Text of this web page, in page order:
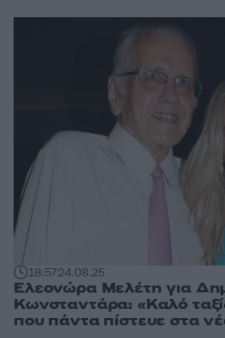
18:5724.08.25
Ελεονώρα Μελέτη για
Κωνσταντάρα: «Καλό
που πάντα πίστευε στα